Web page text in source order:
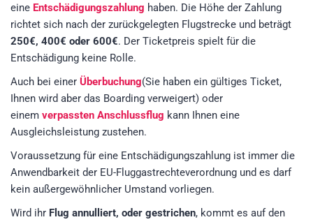
eine Entschädigungszahlung haben. Die Höhe der Zahlung
richtet sich nach der zurückgelegten Flugstrecke und beträgt
250€, 400€ oder 600€. Der Ticketpreis spielt für die
Entschädigung keine Rolle.
Auch bei einer Überbuchung(Sie haben ein gültiges Ticket,
Ihnen wird aber das Boarding verweigert) oder
einem verpassten Anschlussflug kann Ihnen eine
Ausgleichsleistung zustehen.
Voraussetzung für eine Entschädigungszahlung ist immer die
Anwendbarkeit der EU-Fluggastrechteverordnung und es darf
kein außergewöhnlicher Umstand vorliegen.
Wird ihr Flug annulliert, oder gestrichen, kommt es auf den